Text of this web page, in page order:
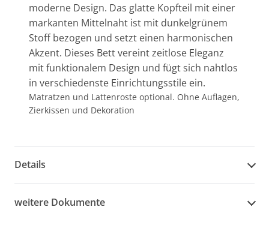
moderne Design. Das glatte Kopfteil mit einer
markanten Mittelnaht ist mit dunkelgrünem
Stoff bezogen und setzt einen harmonischen
Akzent. Dieses Bett vereint zeitlose Eleganz
mit funktionalem Design und fügt sich nahtlos
in verschiedenste Einrichtungsstile ein.
Matratzen und Lattenroste optional. Ohne Auflagen,
Zierkissen und Dekoration
Details
weitere Dokumente